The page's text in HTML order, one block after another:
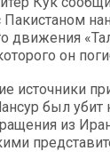
движения
он
источники
был убит
из